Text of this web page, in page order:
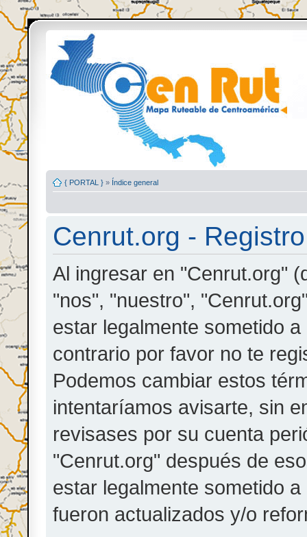
{ PORTAL } » Índice general
Cenrut.org - Registro
Al ingresar en "Cenrut.org"
"nos", "nuestro",
estar legalmente sometido
contrario por favor no te
Podemos cambiar estos
intentaríamos avisarte, sin
revisases por su cuenta
"Cenrut.org" después de
estar legalmente sometido
fueron actualizados y/o